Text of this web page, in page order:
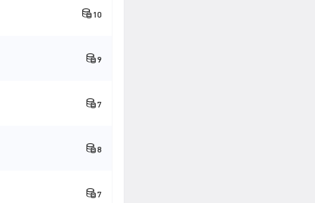
10
9
7
8
7